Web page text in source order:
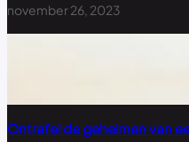
november 26, 2023
Ontrafel de geheimen van